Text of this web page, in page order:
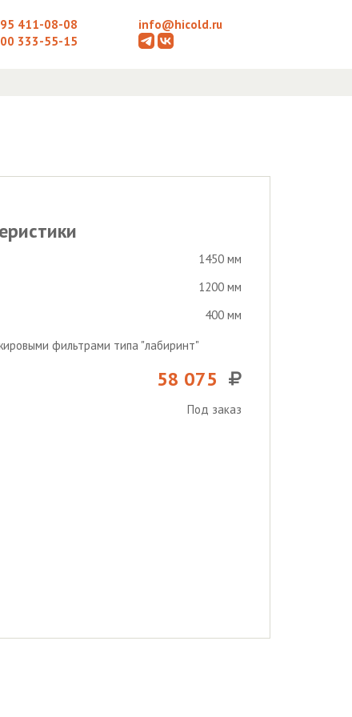
411-08-08
333-55-15
info@hicold.ru
1450 мм
1200 мм
400 мм
фильтрами типа "лабиринт"
58 075
Под заказ